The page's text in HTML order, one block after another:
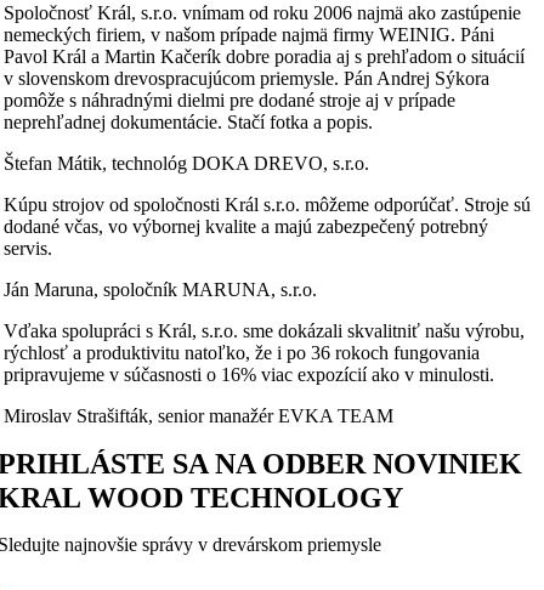
Spoločnosť Král, s.r.o. vnímam od roku 2006 najmä ako zastúpenie
nemeckých firiem, v našom prípade najmä firmy WEINIG. Páni
Pavol Král a Martin Kačerík dobre poradia aj s prehľadom o situácií
v slovenskom drevospracujúcom priemysle. Pán Andrej Sýkora
pomôže s náhradnými dielmi pre dodané stroje aj v prípade
neprehľadnej dokumentácie. Stačí fotka a popis.
Štefan Mátik, technológ DOKA DREVO, s.r.o.
Kúpu strojov od spoločnosti Král s.r.o. môžeme odporúčať. Stroje sú
dodané včas, vo výbornej kvalite a majú zabezpečený potrebný
servis.
Ján Maruna, spoločník MARUNA, s.r.o.
Vďaka spolupráci s Král, s.r.o. sme dokázali skvalitniť našu výrobu,
rýchlosť a produktivitu natoľko, že i po 36 rokoch fungovania
pripravujeme v súčasnosti o 16% viac expozícií ako v minulosti.
Miroslav Strašifták, senior manažér EVKA TEAM
SA NA ODBER NOVINIEK
WOOD TECHNOLOGY
najnovšie správy v drevárskom priemysle